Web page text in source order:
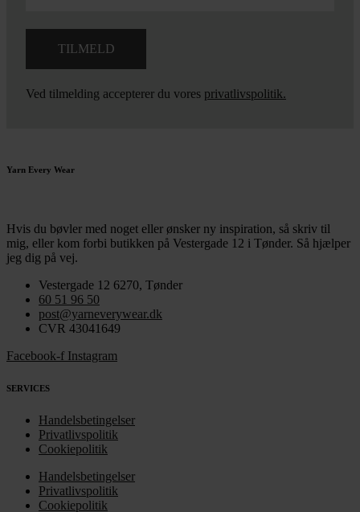
Ved tilmelding accepterer du vores privatlivspolitik.
Yarn Every Wear
Hvis du bøvler med noget eller ønsker ny inspiration, så skriv til
mig, eller kom forbi butikken på Vestergade 12 i Tønder. Så hjælper
jeg dig på vej.
Vestergade 12 6270, Tønder
60 51 96 50
post@yarneverywear.dk
CVR 43041649
Facebook-f Instagram
SERVICES
Handelsbetingelser
Privatlivspolitik
Cookiepolitik
Handelsbetingelser
Privatlivspolitik
Cookiepolitik